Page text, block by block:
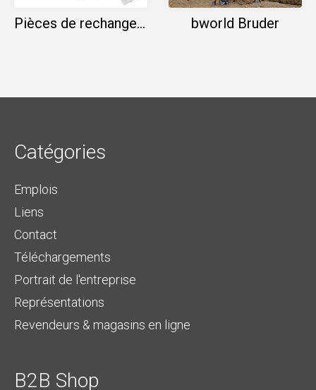
Pièces de rechange Bruder bworld Bruder
Catégories
Emplois
Liens
Contact
Téléchargements
Portrait de l'entreprise
Représentations
Revendeurs & magasins en ligne
B2B Shop